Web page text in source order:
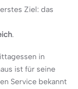
Ziel: das
.
in
ist für seine
Service bekannt